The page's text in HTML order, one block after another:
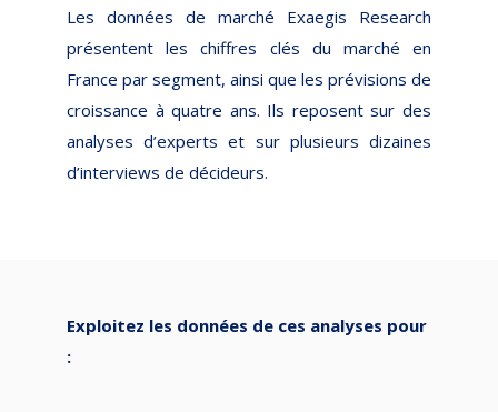
Les données de marché Exaegis Research
présentent les chiffres clés du marché en
France par segment, ainsi que les prévisions de
croissance à quatre ans. Ils reposent sur des
analyses d’experts et sur plusieurs dizaines
d’interviews de décideurs.
Exploitez les données de ces analyses pour
: